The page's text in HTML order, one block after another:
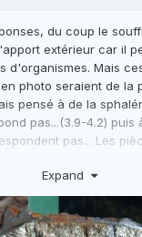
du coup le
extérieur car il
d'organismes. Mais
photo seraient de la
pensé à de la
pas...(3.9-4.2) puis
pas... Les
Expand